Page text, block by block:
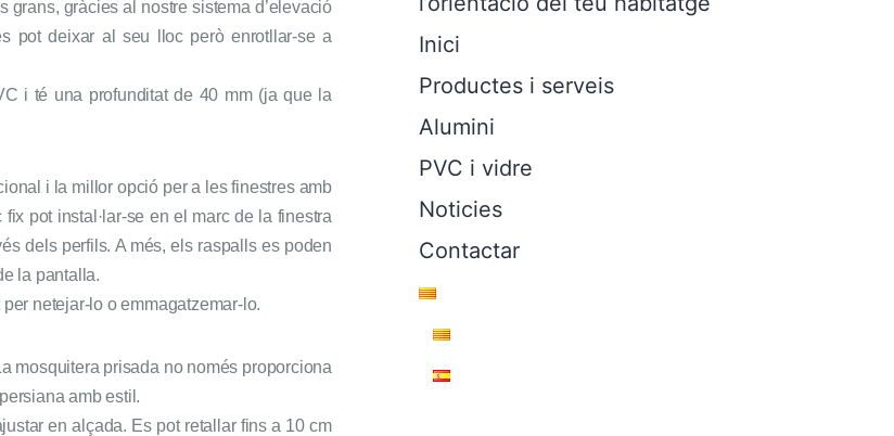
grans, gràcies al nostre sistema d’elevació
pot deixar al seu lloc però enrotllar-se a
i té una profunditat de 40 mm (ja que la
i la millor opció per a les finestres amb
pot instal·lar-se en el marc de la finestra
dels perfils. A més, els raspalls es poden
la pantalla.
netejar-lo o emmagatzemar-lo.
mosquitera prisada no només proporciona
amb estil.
en alçada. Es pot retallar fins a 10 cm
Inici
Productes i serveis
Alumini
PVC i vidre
Noticies
Contactar